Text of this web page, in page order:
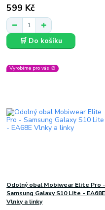
599 Kč
🛒 Do košíku
Vyrobíme pro vás 🎨
Odolný obal Mobiwear Elite Pro -
Samsung Galaxy S10 Lite - EA68E
Vlnky a linky